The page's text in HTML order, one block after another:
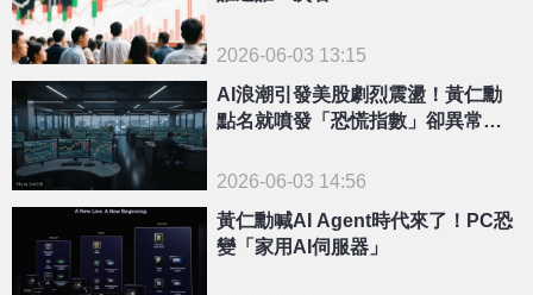
2026-06-03 13:15
AI浪潮引發美股劇烈震盪！黃仁勳
點名就噴發「恐慌指數」卻異常平
2026-06-03 14:56
黃仁勳喊AI Agent時代來了！PC恐
變「家用AI伺服器」